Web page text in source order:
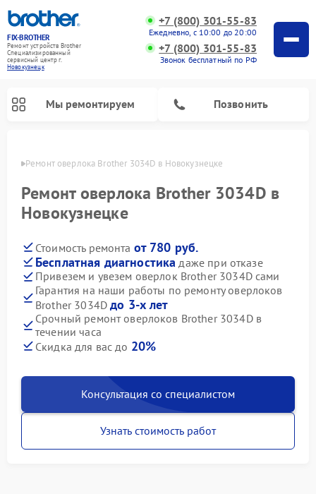
FIX-BROTHER
Ремонт устройств Brother
Специализированный
cервисный центр г.
Новокузнецк
+7 (800) 301-55-83
Ежедневно, с 10:00 до 20:00
+7 (800) 301-55-83
Звонок бесплатный по РФ
Мы ремонтируем Позвонить
Ремонт оверлока Brother 3034D в Новокузнецке
Ремонт оверлока Brother 3034D в
Новокузнецке
Стоимость ремонта от 780 руб.
Бесплатная диагностика даже при отказе
Привезем и увезем оверлок Brother 3034D сами
Гарантия на наши работы по ремонту оверлоков
Brother 3034Dдо 3-х лет
Срочный ремонт оверлоков Brother 3034D в
течении часа
Скидка для вас до 20%
Консультация со специалистом
Узнать стоимость работ